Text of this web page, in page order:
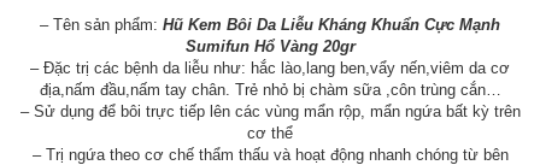
– Tên sản phẩm: Hũ Kem Bôi Da Liễu Kháng Khuẩn Cực Mạnh
Sumifun Hổ Vàng 20gr
– Đặc trị các bệnh da liễu như: hắc lào,lang ben,vẩy nến,viêm da cơ
địa,nấm đầu,nấm tay chân. Trẻ nhỏ bị chàm sữa ,côn trùng cắn…
– Sử dụng để bôi trực tiếp lên các vùng mẩn rộp, mẩn ngứa bất kỳ trên
cơ thể
– Trị ngứa theo cơ chế thẩm thấu và hoạt động nhanh chóng từ bên